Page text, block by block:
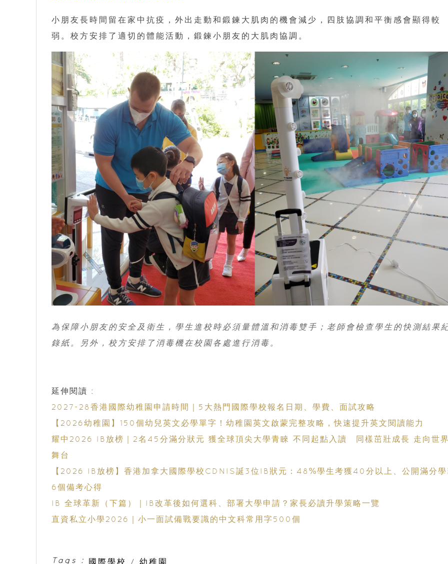
小朋友長時間留在家中抗疫，外出走動和鍛鍊大肌肉的機會減少，四肢協調和平衡感會顯得較
弱。校方安排了適切的體能活動，鍛鍊小朋友的大肌肉協調。
為保障小朋友的安全及衛生，學生進校時必須量體溫和消毒雙手；老師會檢查學生的快測結果
錄紙。另外，校方安排了消毒機在校園各處進行消毒。
延伸閱讀 :
2027-28香港國際幼稚園申請時間｜5大熱門國際學校報名日期、學費、面試攻略
【2026幼稚園】150個幼兒英文必學單字！幼稚園英文啟蒙完整攻略，快速提升英文閱讀能力
耀中2026 IB放榜｜2名45分滿分狀元 獲全球頂尖大學青睞 不同起點入讀 同樣茁壯成長 走向世界
舞台
【2026 IB放榜】香港加拿大國際學校CDNIS誕3位IB狀元：48%學生考獲40分以上、公開滿分
6個備考心得
IB 全球革新（下篇）｜IB改革後如何選科、部署大學申請？家長必讀升學策略一覽
直資私立小學2026｜小一面試備戰要識的中文科常用字500個
Tags : 國際學校 / 幼稚園